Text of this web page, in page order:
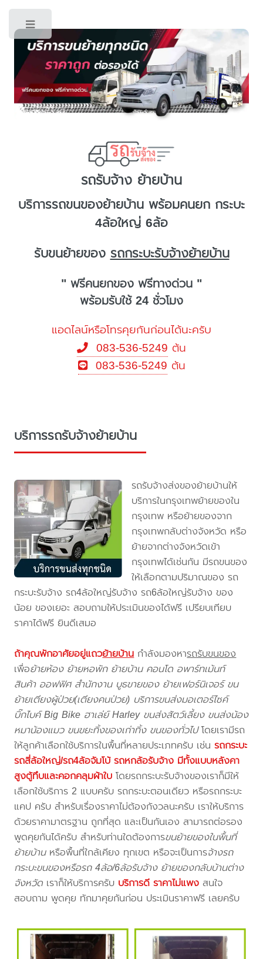
รถรับจ้าง ย้ายบ้าน
บริการรถขนของย้ายบ้าน พร้อมคนยก กระบะ
4ล้อใหญ่ 6ล้อ
รับขนย้ายของ รถกระบะรับจ้างย้ายบ้าน
" ฟรีคนยกของ ฟรีทางด่วน "
พร้อมรับใช้ 24 ชั่วโมง
แอดไลน์หรือโทรคุยกันก่อนได้นะครับ
083-536-5249 ต้น
083-536-5249 ต้น
บริการรถรับจ้างย้ายบ้าน
รถรับจ้างส่งของย้ายบ้านให้
บริการในกรุงเทพย้ายของใน
กรุงเทพ หรือย้ายของจาก
กรุงเทพกลับต่างจังหวัด หรือ
ย้ายจากต่างจังหวัดเข้า
กรุงเทพได้เช่นกัน มีรถขนของ
ให้เลือกตามปริมาณของ รถ
กระบะรับจ้าง รถ4ล้อใหญ่รับจ้าง รถ6ล้อใหญ่รับจ้าง ของ
น้อย ของเยอะ สอบถามให้ประเมินของได้ฟรี เปรียบเทียบ
ราคาได้ฟรี ยินดีเสมอ
ถ้าคุณพักอาศัยอยู่แถวย้ายบ้านกำลังมองหารถรับขนของ
เพื่อย้ายห้อง ย้ายหอพัก ย้ายบ้าน คอนโด อพาร์ทเม้นท์
สินค้า ออฟฟิศ สำนักงาน บูธขายของ ย้ายเฟอร์นิเจอร์ ขน
ย้ายเตียงผู้ป่วย(เตียงคนป่วย) บริการขนส่งมอเตอร์ไซค์
บิ๊กไบค์ Big Bike ฮาเล่ย์ Harley ขนส่งสัตว์เลี้ยง ขนส่งน้อง
หมาน้องแมว ขนขยะทิ้งของเก่าทิ้ง ขนของทั่วไปโดยเรามีรถ
ให้ลูกค้าเลือกใช้บริการในพื้นที่หลายประเภทครับ เช่นรถกระบะ
รถสี่ล้อใหญ่/รถ4ล้อจัมโบ้ รถหกล้อรับจ้าง มีทั้งแบบหลังคา
สูงตู้ทึบและคอกคลุมผ้าใบ โดยรถกระบะรับจ้างของเราก็มีให้
เลือกใช้บริการ 2 แบบครับ รถกระบะตอนเดียว หรือรถกระบะ
แคป ครับ สำหรับเรื่องราคาไม่ต้องกังวลนะครับ เราให้บริการ
ด้วยราคามาตรฐาน ถูกที่สุด และเป็นกันเอง สามารถต่อรอง
พูดคุยกันได้ครับ สำหรับท่านใดต้องการขนย้ายของในพื้นที่
ย้ายบ้านหรือพื้นที่ใกล้เคียง ทุกเขต หรือจะเป็นการจ้างรถ
กระบะขนของหรือรถ 4ล้อ/6ล้อรับจ้าง ย้ายของกลับบ้านต่าง
จังหวัด เราก็ให้บริการครับ บริการดี ราคาไม่แพง สนใจ
สอบถาม พูดคุย ทักมาคุยกันก่อน ประเมินราคาฟรี เลยครับ
Toggle